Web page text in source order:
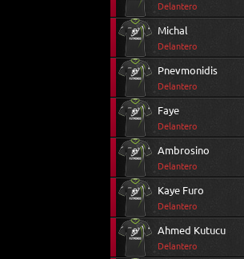
Delantero
Michal
Delantero
Pnevmonidis
Delantero
Faye
Delantero
Ambrosino
Delantero
Kaye Furo
Delantero
Ahmed Kutucu
Delantero